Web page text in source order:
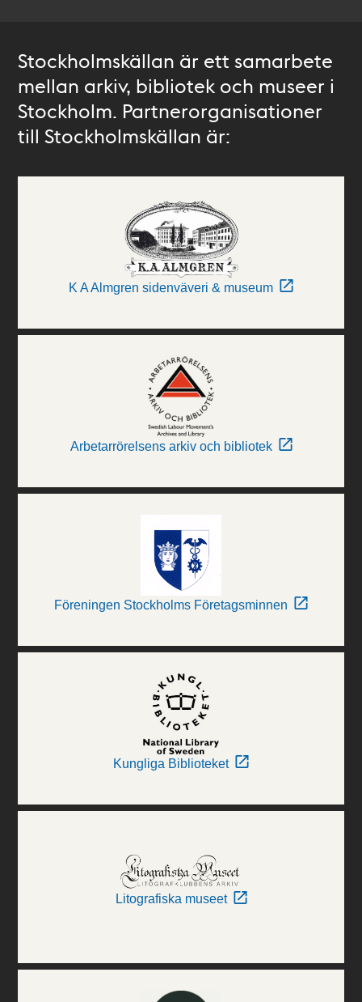
Stockholmskällan är ett samarbete
mellan arkiv, bibliotek och museer i
Stockholm. Partnerorganisationer
till Stockholmskällan är:
K A Almgren sidenväveri & museum
Arbetarrörelsens arkiv och bibliotek
Föreningen Stockholms Företagsminnen
Kungliga Biblioteket
Litografiska museet